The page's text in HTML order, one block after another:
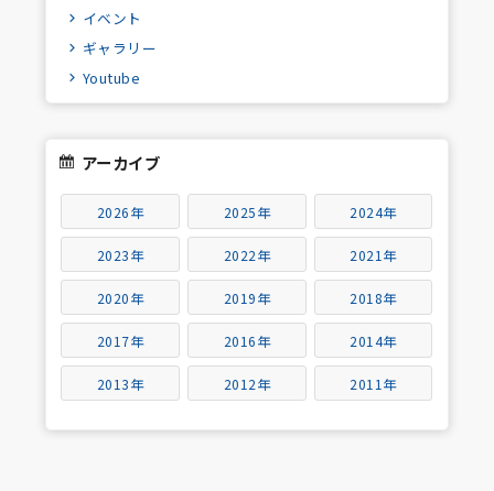
イベント
ギャラリー
Youtube
アーカイブ
2026年 2025年 2024年
2023年 2022年 2021年
2020年 2019年 2018年
2017年 2016年 2014年
2013年 2012年 2011年